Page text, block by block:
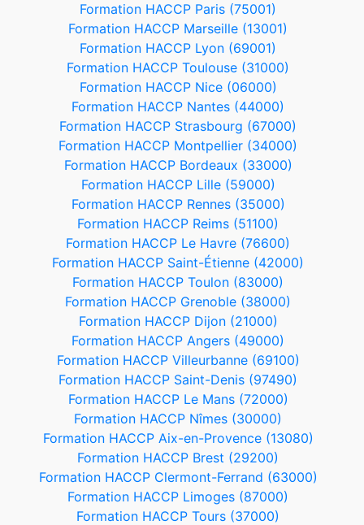
Formation HACCP Paris (75001)
Formation HACCP Marseille (13001)
Formation HACCP Lyon (69001)
Formation HACCP Toulouse (31000)
Formation HACCP Nice (06000)
Formation HACCP Nantes (44000)
Formation HACCP Strasbourg (67000)
Formation HACCP Montpellier (34000)
Formation HACCP Bordeaux (33000)
Formation HACCP Lille (59000)
Formation HACCP Rennes (35000)
Formation HACCP Reims (51100)
Formation HACCP Le Havre (76600)
Formation HACCP Saint-Étienne (42000)
Formation HACCP Toulon (83000)
Formation HACCP Grenoble (38000)
Formation HACCP Dijon (21000)
Formation HACCP Angers (49000)
Formation HACCP Villeurbanne (69100)
Formation HACCP Saint-Denis (97490)
Formation HACCP Le Mans (72000)
Formation HACCP Nîmes (30000)
Formation HACCP Aix-en-Provence (13080)
Formation HACCP Brest (29200)
Formation HACCP Clermont-Ferrand (63000)
Formation HACCP Limoges (87000)
Formation HACCP Tours (37000)